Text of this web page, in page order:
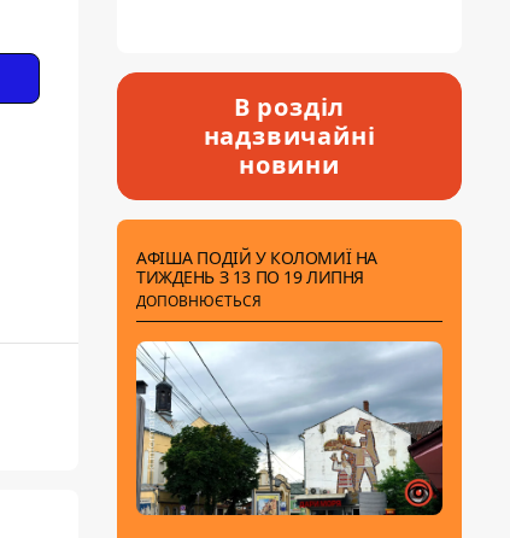
В розділ
надзвичайні
новини
АФІША ПОДІЙ У КОЛОМИЇ НА
ТИЖДЕНЬ З 13 ПО 19 ЛИПНЯ
ДОПОВНЮЄТЬСЯ